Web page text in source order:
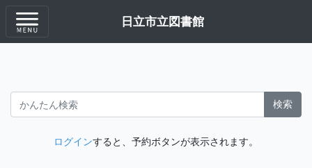
日立市立図書館
検索
ログインすると、予約ボタンが表示されます。